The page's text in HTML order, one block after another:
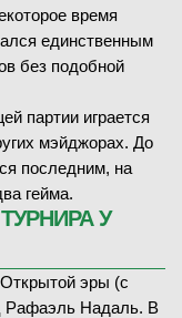
7-5
32 финала
5-7
78- 66
5-7
32 финала
время
единственным
без подобной
партии играется
мэйджорах. До
последним, на
гейма.
У
эры (с
Рафаэль Надаль. В